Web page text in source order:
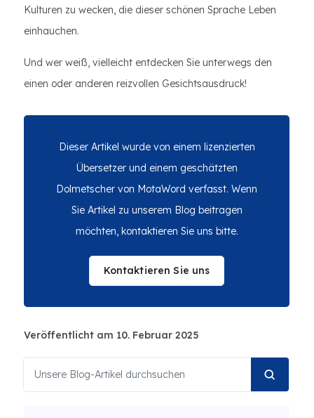
Kulturen zu wecken, die dieser schönen Sprache Leben
einhauchen.
Und wer weiß, vielleicht entdecken Sie unterwegs den
einen oder anderen reizvollen Gesichtsausdruck!
Dieser Artikel wurde von einem lizenzierten
Übersetzer und einem geschätzten
Dolmetscher von MotaWord verfasst. Wenn
Sie Artikel zu unserem Blog beitragen
möchten, kontaktieren Sie uns bitte.
Kontaktieren Sie uns
Veröffentlicht am 10. Februar 2025